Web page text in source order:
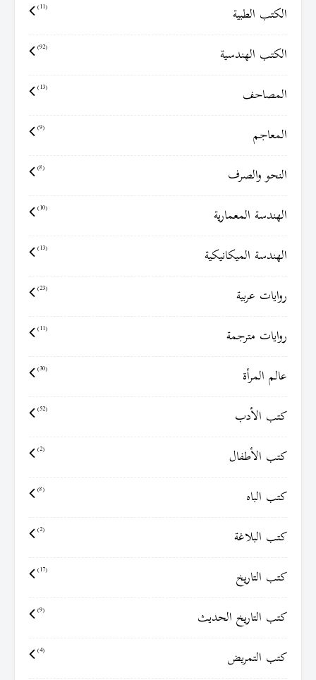
الكتب الطبية (11)
الكتب الهندسية (92)
المصاحف (13)
المعاجم (9)
النحو والصرف (8)
الهندسة المعمارية (10)
الهندسة الميكانيكية (13)
روايات عربية (23)
روايات مترجمة (11)
عالم المرأة (30)
كتب الأدب (52)
كتب الأطفال (2)
كتب الباه (8)
كتب البلاغة (2)
كتب التاريخ (17)
كتب التاريخ الحديث (9)
كتب التمريض (4)